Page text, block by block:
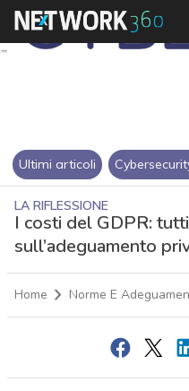
Ultimi articoli
LA RIFLESSIONE
I costi del GDPR:
sull’adeguamento
Home Norme E